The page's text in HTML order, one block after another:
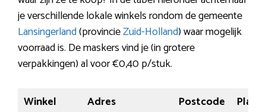
je verschillende lokale winkels rondom de gemeente
Lansingerland(provincieZuid-Holland) waar mogelijk
voorraad is. De maskers vind je (in grotere
verpakkingen) al voor €0,40 p/stuk.
Winkel Adres Postcode Plaats